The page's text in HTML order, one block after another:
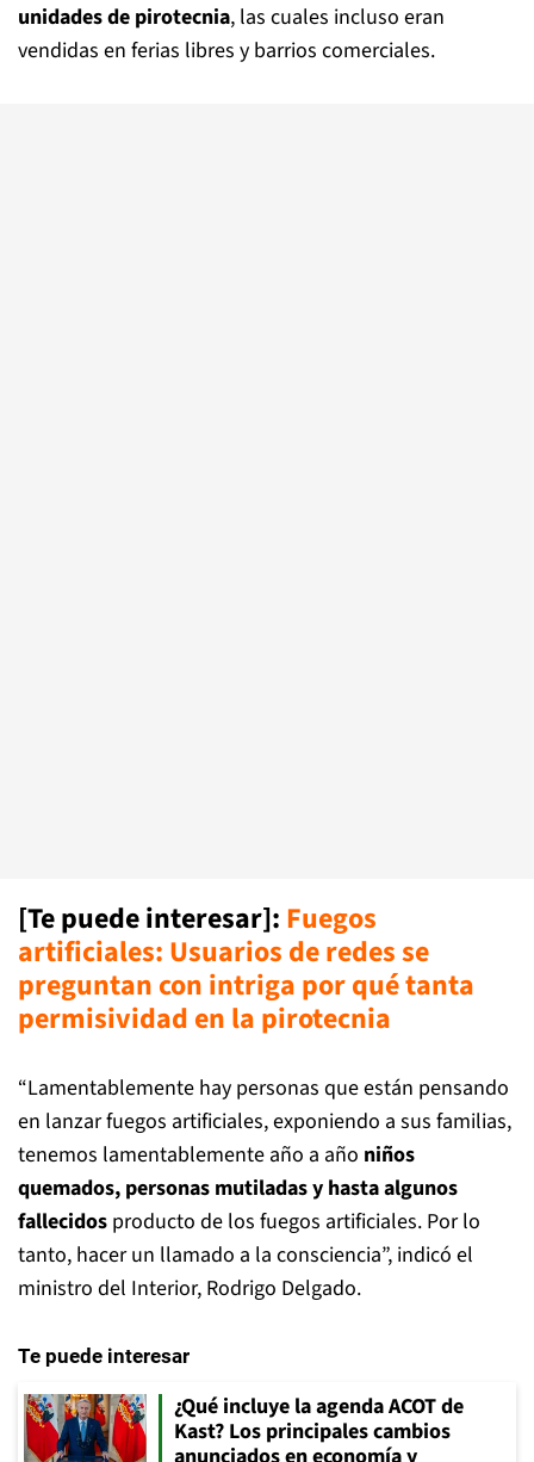
unidades de pirotecnia, las cuales incluso eran
vendidas en ferias libres y barrios comerciales.
[Te puede interesar]: Fuegos
artificiales: Usuarios de redes se
preguntan con intriga por qué tanta
permisividad en la pirotecnia
“Lamentablemente hay personas que están pensando
en lanzar fuegos artificiales, exponiendo a sus familias,
tenemos lamentablemente año a año niños
quemados, personas mutiladas y hasta algunos
fallecidos producto de los fuegos artificiales. Por lo
tanto, hacer un llamado a la consciencia”, indicó el
ministro del Interior, Rodrigo Delgado.
Te puede interesar
¿Qué incluye la agenda ACOT de
Kast? Los principales cambios